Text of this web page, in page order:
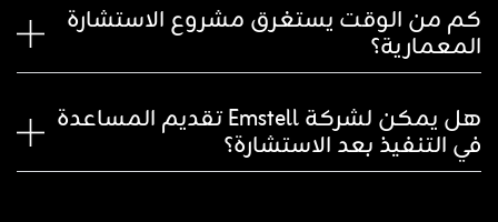
كم من الوقت يستغرق مشروع الاستشارة
المعمارية؟
هل يمكن لشركة Emstell تقديم المساعدة
في التنفيذ بعد الاستشارة؟